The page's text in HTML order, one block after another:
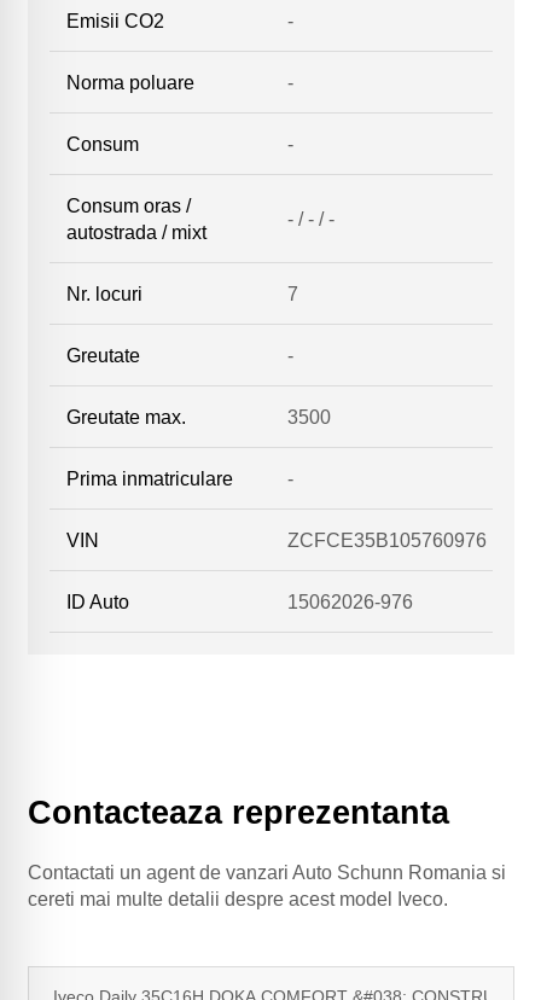
Emisii CO2 -
Norma poluare -
Consum -
Consum oras /
autostrada / mixt
- / - / -
Nr. locuri 7
Greutate -
Greutate max. 3500
Prima inmatriculare -
VIN ZCFCE35B105760976
ID Auto 15062026-976
Contacteaza reprezentanta
Contactati un agent de vanzari Auto Schunn Romania si
cereti mai multe detalii despre acest model Iveco.